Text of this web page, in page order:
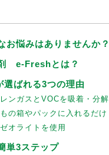
お悩みはありませんか？
e-Freshとは？
ばれる3つの理由
ンガスとVOCを吸着・分解
の箱やパックに入れるだけ
オライトを使用
単3ステップ